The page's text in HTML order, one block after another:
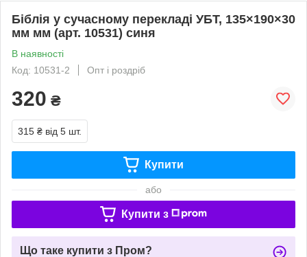
Біблія у сучасному перекладі УБТ, 135×190×30
мм мм (арт. 10531) синя
В наявності
Код: 10531-2
Опт і роздріб
320 ₴
315 ₴ від 5 шт.
Купити
або
Купити з
Що таке купити з Пром?